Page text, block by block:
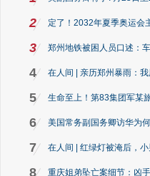
2 定了！2032年夏季奥运会
3 郑州地铁被困人员口述：
4 在人间 | 亲历郑州暴雨：
5 生命至上！第83集团军某
6 美国常务副国务卿访华为
7 在人间 | 红绿灯被淹后，
8 重庆姐弟坠亡案细节：凶